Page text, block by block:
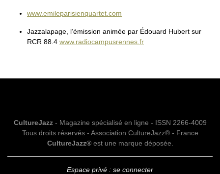
www.emileparisienquartet.com
Jazzalapage, l’émission animée par Édouard Hubert sur
RCR 88.4 www.radiocampusrennes.fr
CultureJazz- Magazine spécialisé en ligne - ISSN 2266-4009
Tous droits réservés - Association CultureJazz® - France
CultureJazz®est une marque déposée.
Espace privé : se connecter